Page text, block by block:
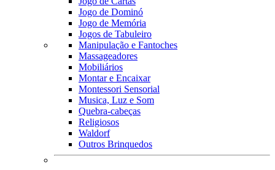
Jogo de Dominó
Jogo de Memória
Jogos de Tabuleiro
Manipulação e Fantoches
Massageadores
Mobiliários
Montar e Encaixar
Montessori Sensorial
Musica, Luz e Som
Quebra-cabeças
Religiosos
Waldorf
Outros Brinquedos